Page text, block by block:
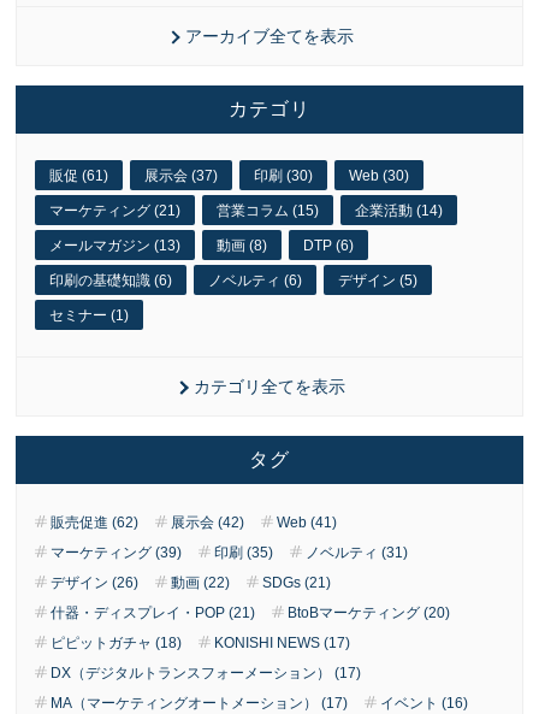
アーカイブ全てを表示
カテゴリ
販促 (61) 展示会 (37) 印刷 (30) Web (30)
マーケティング (21) 営業コラム (15) 企業活動 (14)
メールマガジン (13) 動画 (8) DTP (6)
印刷の基礎知識 (6) ノベルティ (6) デザイン (5)
セミナー (1)
カテゴリ全てを表示
タグ
販売促進 (62) 展示会 (42)
Web (41)
マーケティング (39)
印刷 (35)
ノベルティ (31)
デザイン (26)
動画 (22)
SDGs (21)
什器・ディスプレイ・POP (21)
BtoBマーケティング (20)
ピピットガチャ (18)
KONISHI NEWS (17)
DX（デジタルトランスフォーメーション） (17)
MA（マーケティングオートメーション） (17)
イベント (16)